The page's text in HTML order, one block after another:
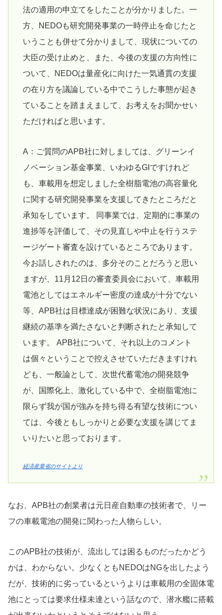
法の適用の申立てをしたことが分かりました。一
方、NEDOも研究開発事業の一時停止を命じたと
いうことも併せて分かりまして、現状についての
大臣の受け止めと、また、今後の支援の方向性に
ついて、NEDOは量産化に向けた一気通貫の支援
の在り方を議論している中でこうした事態が起き
ていることを踏まえまして、お考えをお聞かせい
ただければと思います。
A：ご質問のAPB社に対しましては、グリーンイ
ノベーション基金事業、いわゆるGIですけれど
も、車載用を想定しました全樹脂電池の高容量化
に関する研究開発事業を支援してきたところだと
承知をしています。 同事業では、定期的に事業の
進捗等を評価して、その見直しや中止を行うステ
ージゲート審査を設けているところであります。
今お話しされたのは、多分そのことだろうと思い
ますが、11月12日の審査委員会において、車載用
電池としてはエネルギー密度の達成が十分でない
等、APB社は目標達成が困難な状況にあり、支援
継続の基準を満たさないと判断されたと承知して
います。 APB社について、それ以上のコメント
は個々ということで控えさせていただきますけれ
ども、一般論として、次世代蓄電池の開発競争
が、国際化上、激化している中で、全樹脂電池に
限らず我が国が強みを持ち得る有望な技術につい
ては、今後ともしっかりと必要な支援を講じてま
いりたいと思っております。
経済産業省のサイトより
なお、APB社の創業者は元日産自動車の技術者で、リー
フの車載電池の開発に関わった人物らしい。
このAPB社の技術が、流出しては困るものだったかどう
かは、わからない。少なくともNEDOはNGを出したよう
だが、技術的に劣っているというよりは車載用の全固体電
池にとっては要求仕様未達という話なので、潜水艦に搭載